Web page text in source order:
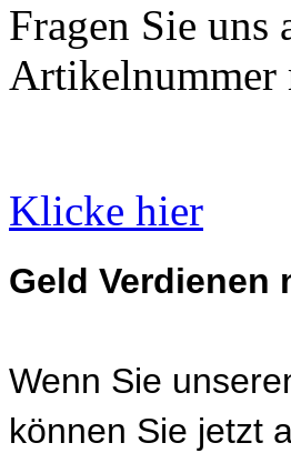
Fragen Sie uns
Artikelnummer
Klicke hier
Geld Verdienen
Wenn Sie
können Sie jetzt